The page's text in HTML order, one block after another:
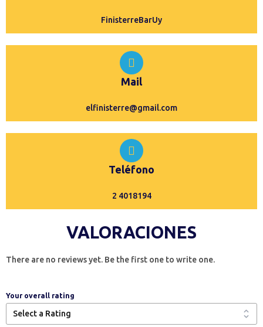
FinisterreBarUy
Mail
elfinisterre@gmail.com
Teléfono
2 4018194
VALORACIONES
There are no reviews yet. Be the first one to write one.
Your overall rating